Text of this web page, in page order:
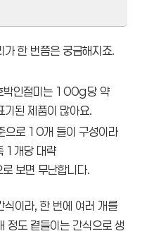
한 번쯤은 궁금해지죠.
박인절미는 100g당 약
된 제품이 많아요.
로 10개 들이 구성이라
1개당 대략
보면 무난합니다.
식이라, 한 번에 여러 개를
정도 곁들이는 간식으로 생